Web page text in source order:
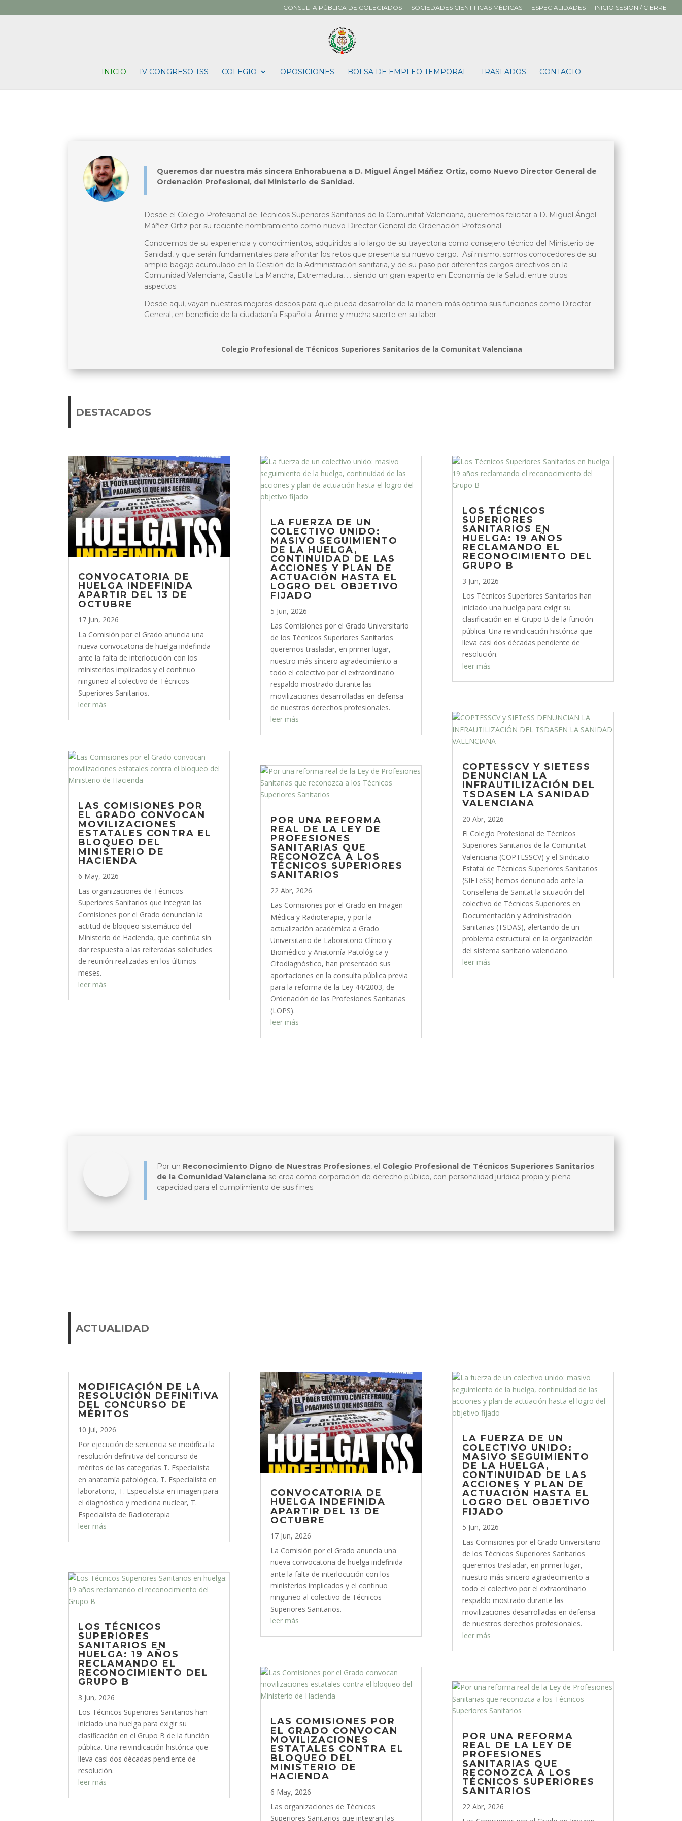
CONSULTA PÚBLICA DE COLEGIADOS SOCIEDADES CIENTÍFICAS MÉDICAS ESPECIALIDADES INICIO SESIÓN / CIERRE
INICIO IV CONGRESO TSS COLEGIO OPOSICIONES BOLSA DE EMPLEO TEMPORAL TRASLADOS CONTACTO
Queremos dar nuestra más sincera Enhorabuena a D. Miguel Ángel Máñez Ortiz, como Nuevo Director General de
Ordenación Profesional, del Ministerio de Sanidad.
Desde el Colegio Profesional de Técnicos Superiores Sanitarios de la Comunitat Valenciana, queremos felicitar a D. Miguel Ángel
Máñez Ortiz por su reciente nombramiento como nuevo Director General de Ordenación Profesional.
Conocemos de su experiencia y conocimientos, adquiridos a lo largo de su trayectoria como consejero técnico del Ministerio de
Sanidad, y que serán fundamentales para afrontar los retos que presenta su nuevo cargo. Así mismo, somos conocedores de su
amplio bagaje acumulado en la Gestión de la Administración sanitaria, y de su paso por diferentes cargos directivos en la
Comunidad Valenciana, Castilla La Mancha, Extremadura, … siendo un gran experto en Economía de la Salud, entre otros
aspectos.
Desde aquí, vayan nuestros mejores deseos para que pueda desarrollar de la manera más óptima sus funciones como Director
General, en beneficio de la ciudadanía Española. Ánimo y mucha suerte en su labor.
Colegio Profesional de Técnicos Superiores Sanitarios de la Comunitat Valenciana
DESTACADOS
CONVOCATORIA DE
HUELGA INDEFINIDA
APARTIR DEL 13 DE
OCTUBRE
17 Jun, 2026
La Comisión por el Grado anuncia una
nueva convocatoria de huelga indefinida
ante la falta de interlocución con los
ministerios implicados y el continuo
ninguneo al colectivo de Técnicos
Superiores Sanitarios.
leer más
LAS COMISIONES POR
EL GRADO CONVOCAN
MOVILIZACIONES
ESTATALES CONTRA EL
BLOQUEO DEL
MINISTERIO DE
HACIENDA
6 May, 2026
Las organizaciones de Técnicos
Superiores Sanitarios que integran las
Comisiones por el Grado denuncian la
actitud de bloqueo sistemático del
Ministerio de Hacienda, que continúa sin
dar respuesta a las reiteradas solicitudes
de reunión realizadas en los últimos
meses.
leer más
LA FUERZA DE UN
COLECTIVO UNIDO:
MASIVO SEGUIMIENTO
DE LA HUELGA,
CONTINUIDAD DE LAS
ACCIONES Y PLAN DE
ACTUACIÓN HASTA EL
LOGRO DEL OBJETIVO
FIJADO
5 Jun, 2026
Las Comisiones por el Grado Universitario
de los Técnicos Superiores Sanitarios
queremos trasladar, en primer lugar,
nuestro más sincero agradecimiento a
todo el colectivo por el extraordinario
respaldo mostrado durante las
movilizaciones desarrolladas en defensa
de nuestros derechos profesionales.
leer más
POR UNA REFORMA
REAL DE LA LEY DE
PROFESIONES
SANITARIAS QUE
RECONOZCA A LOS
TÉCNICOS SUPERIORES
SANITARIOS
22 Abr, 2026
Las Comisiones por el Grado en Imagen
Médica y Radioterapia, y por la
actualización académica a Grado
Universitario de Laboratorio Clínico y
Biomédico y Anatomía Patológica y
Citodiagnóstico, han presentado sus
aportaciones en la consulta pública previa
para la reforma de la Ley 44/2003, de
Ordenación de las Profesiones Sanitarias
(LOPS).
leer más
LOS TÉCNICOS
SUPERIORES
SANITARIOS EN
HUELGA: 19 AÑOS
RECLAMANDO EL
RECONOCIMIENTO DEL
GRUPO B
3 Jun, 2026
Los Técnicos Superiores Sanitarios han
iniciado una huelga para exigir su
clasificación en el Grupo B de la función
pública. Una reivindicación histórica que
lleva casi dos décadas pendiente de
resolución.
leer más
COPTESSCV Y SIETESS
DENUNCIAN LA
INFRAUTILIZACIÓN DEL
TSDASEN LA SANIDAD
VALENCIANA
20 Abr, 2026
El Colegio Profesional de Técnicos
Superiores Sanitarios de la Comunitat
Valenciana (COPTESSCV) y el Sindicato
Estatal de Técnicos Superiores Sanitarios
(SIETeSS) hemos denunciado ante la
Conselleria de Sanitat la situación del
colectivo de Técnicos Superiores en
Documentación y Administración
Sanitarias (TSDAS), alertando de un
problema estructural en la organización
del sistema sanitario valenciano.
leer más
Por un Reconocimiento Digno de Nuestras Profesiones, el Colegio Profesional de Técnicos Superiores Sanitarios
de la Comunidad Valenciana se crea como corporación de derecho público, con personalidad jurídica propia y plena
capacidad para el cumplimiento de sus fines.
ACTUALIDAD
MODIFICACIÓN DE LA
RESOLUCIÓN DEFINITIVA
DEL CONCURSO DE
MÉRITOS
10 Jul, 2026
Por ejecución de sentencia se modifica la
resolución definitiva del concurso de
méritos de las categorías T. Especialista
en anatomía patológica, T. Especialista en
laboratorio, T. Especialista en imagen para
el diagnóstico y medicina nuclear, T.
Especialista de Radioterapia
leer más
LOS TÉCNICOS
SUPERIORES
SANITARIOS EN
HUELGA: 19 AÑOS
RECLAMANDO EL
RECONOCIMIENTO DEL
GRUPO B
3 Jun, 2026
Los Técnicos Superiores Sanitarios han
iniciado una huelga para exigir su
clasificación en el Grupo B de la función
pública. Una reivindicación histórica que
lleva casi dos décadas pendiente de
resolución.
leer más
CONVOCATORIA DE
HUELGA INDEFINIDA
APARTIR DEL 13 DE
OCTUBRE
17 Jun, 2026
La Comisión por el Grado anuncia una
nueva convocatoria de huelga indefinida
ante la falta de interlocución con los
ministerios implicados y el continuo
ninguneo al colectivo de Técnicos
Superiores Sanitarios.
leer más
LAS COMISIONES POR
EL GRADO CONVOCAN
MOVILIZACIONES
ESTATALES CONTRA EL
BLOQUEO DEL
MINISTERIO DE
HACIENDA
6 May, 2026
Las organizaciones de Técnicos
Superiores Sanitarios que integran las
LA FUERZA DE UN
COLECTIVO UNIDO:
MASIVO SEGUIMIENTO
DE LA HUELGA,
CONTINUIDAD DE LAS
ACCIONES Y PLAN DE
ACTUACIÓN HASTA EL
LOGRO DEL OBJETIVO
FIJADO
5 Jun, 2026
Las Comisiones por el Grado Universitario
de los Técnicos Superiores Sanitarios
queremos trasladar, en primer lugar,
nuestro más sincero agradecimiento a
todo el colectivo por el extraordinario
respaldo mostrado durante las
movilizaciones desarrolladas en defensa
de nuestros derechos profesionales.
leer más
POR UNA REFORMA
REAL DE LA LEY DE
PROFESIONES
SANITARIAS QUE
RECONOZCA A LOS
TÉCNICOS SUPERIORES
SANITARIOS
22 Abr, 2026